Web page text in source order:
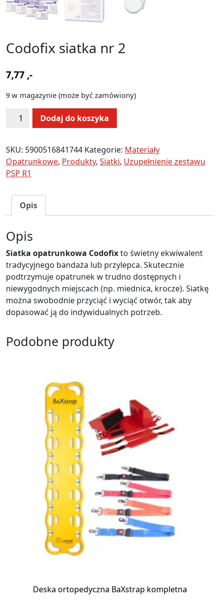
Codofix siatka nr 2
7,77 ,-
9 w magazynie (może być zamówiony)
ilość
Codofix
nr
2
Dodaj do koszyka
Alternative:
SKU: 5900516841744 Kategorie: Materiały
Opatrunkowe, Produkty, Siatki, Uzupełnienie zestawu
PSP R1
Opis
Opis
Siatka opatrunkowa Codofixto świetny ekwiwalent
tradycyjnego bandaża lub przylepca. Skutecznie
podtrzymuje opatrunek w trudno dostępnych i
niewygodnych miejscach (np. miednica, krocze). Siatkę
można swobodnie przyciąć i wyciąć otwór, tak aby
dopasować ją do indywidualnych potrzeb.
Podobne produkty
Deska ortopedyczna BaXstrap kompletna